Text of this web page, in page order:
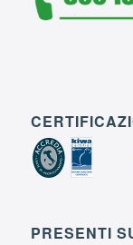
PRESENTI